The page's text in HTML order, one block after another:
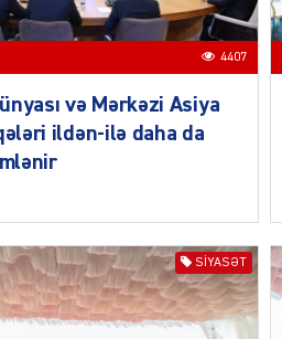
4407
və Mərkəzi Asiya
ildən-ilə daha da
SIYASƏT